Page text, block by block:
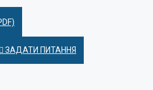
ЗАДАТИ ПИТАННЯ